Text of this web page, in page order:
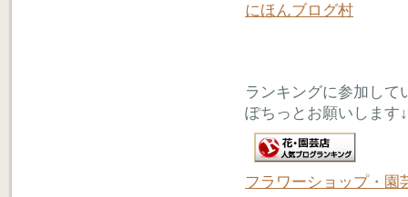
にほんブログ村
ランキングに参加して
ぽちっとお願いします↓
フラワーショップ・園